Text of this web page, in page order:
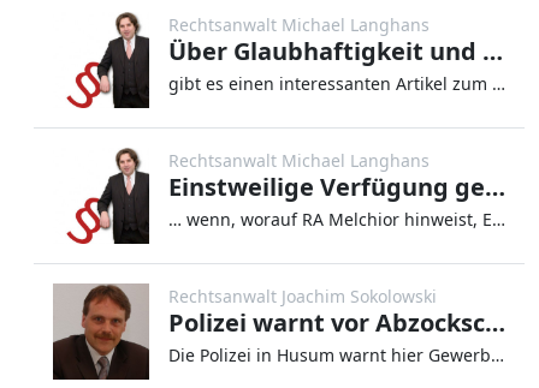
Rechtsanwalt Michael Langhans
Über Glaubhaftigkeit und Glaubwürdigkeit in der Aussagepsychologie
gibt es einen interessanten Artikel zum Thema und über die Kriterien der Aussagepsychologie am Aufhänger der Causa Kache
Rechtsanwalt Michael Langhans
Einstweilige Verfügung gegen Androhung eines Schufa-Eintrages erfolgreich
… wenn, worauf RA Melchior hinweist, Einwendungen gegen die Rechnung bestehen, die nicht offensichtlich unberechti
Rechtsanwalt Joachim Sokolowski
Polizei warnt vor Abzockschreiben
Die Polizei in Husum warnt hier Gewerbetreibende vor Abzockschreiben wie folgt: Husum (ots) – Ein neuer, alter Ste